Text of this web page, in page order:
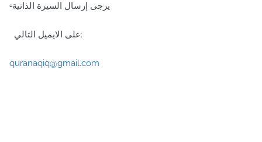
▫️يرجى إرسال السيرة الذاتية
على الايميل التالي:
quranaqiq@gmail.com